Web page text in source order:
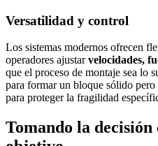
Versatilidad y control
Los sistemas modernos ofrecen
operadores ajustarvelocidades,
que el proceso de montaje sea lo
para formar un bloque sólido
para proteger la fragilidad
Tomando la